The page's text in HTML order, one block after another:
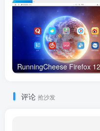
评论 抢沙发